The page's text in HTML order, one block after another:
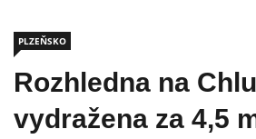
PLZEŇSKO
Rozhledna na
vydražena za 4,5